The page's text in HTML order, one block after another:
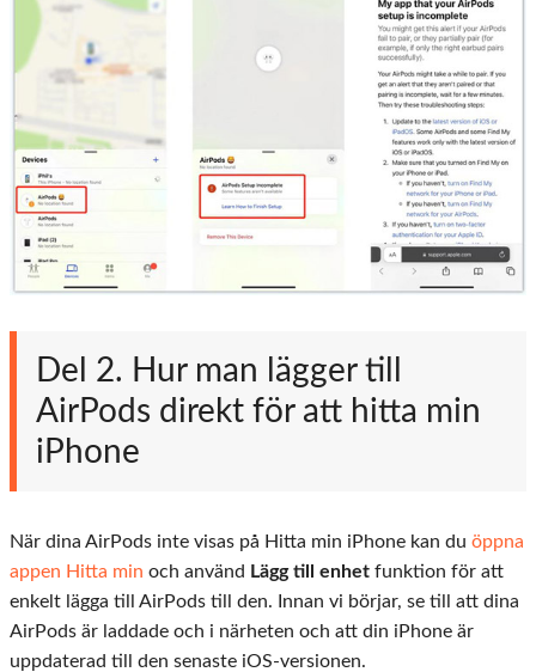
Del 2. Hur man lägger till
AirPods direkt för att hitta min
iPhone
När dina AirPods inte visas på Hitta min iPhone kan du öppna
appen Hitta min och använd Lägg till enhet funktion för att
enkelt lägga till AirPods till den. Innan vi börjar, se till att dina
AirPods är laddade och i närheten och att din iPhone är
uppdaterad till den senaste iOS-versionen.